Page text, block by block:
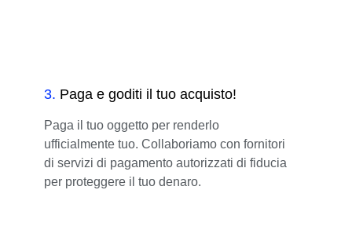
3. Paga e goditi il tuo acquisto!
Paga il tuo oggetto per renderlo
ufficialmente tuo. Collaboriamo con fornitori
di servizi di pagamento autorizzati di fiducia
per proteggere il tuo denaro.